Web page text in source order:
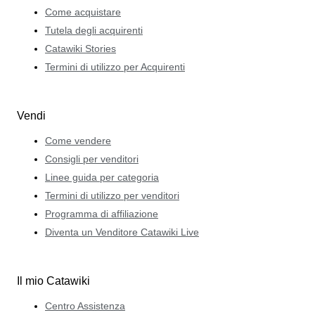
Come acquistare
Tutela degli acquirenti
Catawiki Stories
Termini di utilizzo per Acquirenti
Vendi
Come vendere
Consigli per venditori
Linee guida per categoria
Termini di utilizzo per venditori
Programma di affiliazione
Diventa un Venditore Catawiki Live
Il mio Catawiki
Centro Assistenza